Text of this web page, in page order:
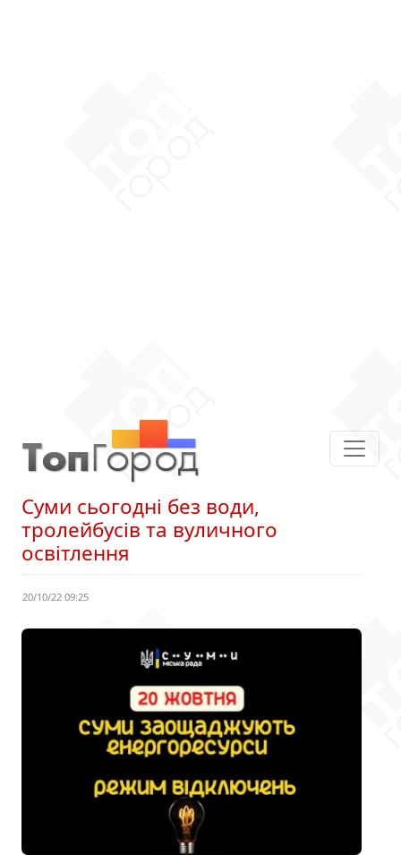
Суми сьогодні без води,
тролейбусів та вуличного
освітлення
20/10/22 09:25